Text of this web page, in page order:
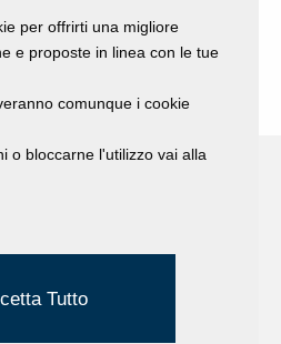
per offrirti una migliore
e proposte in linea con le tue
comunque i cookie
o bloccarne l'utilizzo vai alla
Tutto